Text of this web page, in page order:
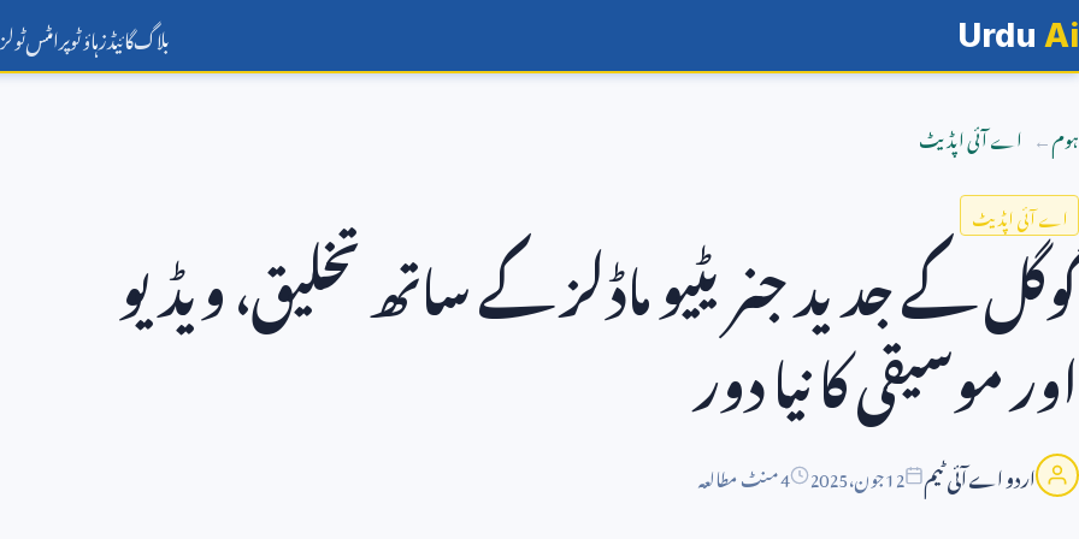
Urdu Ai بلاگگائیڈزہاؤ ٹوپرامٹسٹولز
ہوم اے آئی اپڈیٹ
اے آئی اپڈیٹ
گوگل کے جدید جنریٹیو ماڈلز کے ساتھ تخلیق، ویڈیو
اور موسیقی کا نیا دور
اردو اے آئی ٹیم 12جون،2025 4 منٹ مطالعہ